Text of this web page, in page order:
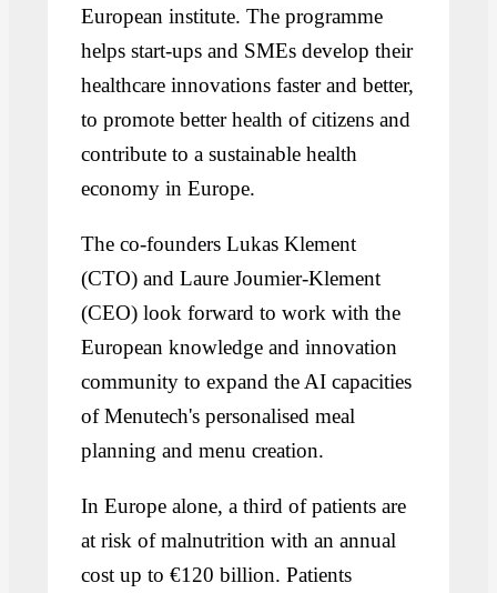
European institute. The programme
helps start-ups and SMEs develop their
healthcare innovations faster and better,
to promote better health of citizens and
contribute to a sustainable health
economy in Europe.
The co-founders Lukas Klement
(CTO) and Laure Joumier-Klement
(CEO) look forward to work with the
European knowledge and innovation
community to expand the AI capacities
of Menutech's personalised meal
planning and menu creation.
In Europe alone, a third of patients are
at risk of malnutrition with an annual
cost up to €120 billion. Patients